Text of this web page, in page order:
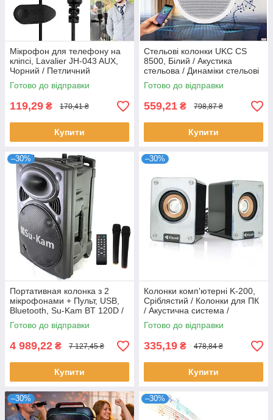
Мікрофон для телефону на
кліпсі, Lavalier JH-043 AUX,
Чорний / Петличний
мікрофон / Мікрофон
петличний
Готово до відправки
119,29 ₴ 170,41 ₴
Купити
Стельові колонки UKC CS
8500, Білий / Акустика
стельова / Динаміки стельові
/ Акустична система
Готово до відправки
559,21 ₴ 798,87 ₴
Купити
–30%
Портативная колонка з 2
мікрофонами + Пульт, USB,
Bluetooth, Su-Kam BT 120D /
Автономна акустична
система / Караоке-колонка
Готово до відправки
4 989,22 ₴ 7 127,45 ₴
Купити
–30%
Колонки комп'ютерні K-200,
Сріблястий / Колонки для ПК
/ Акустична система /
Колонки для ноутбука
Готово до відправки
335,19 ₴ 478,84 ₴
Купити
–30% –30%